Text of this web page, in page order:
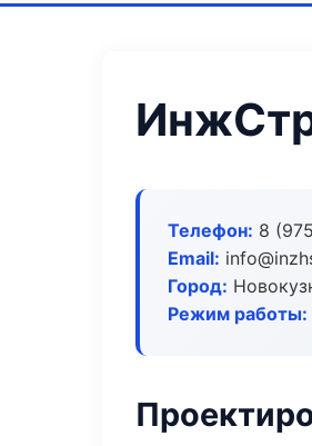
Телефон: 8
Email:
Город:
Режим работы: